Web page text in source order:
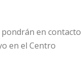
pondrán en contacto
en el Centro